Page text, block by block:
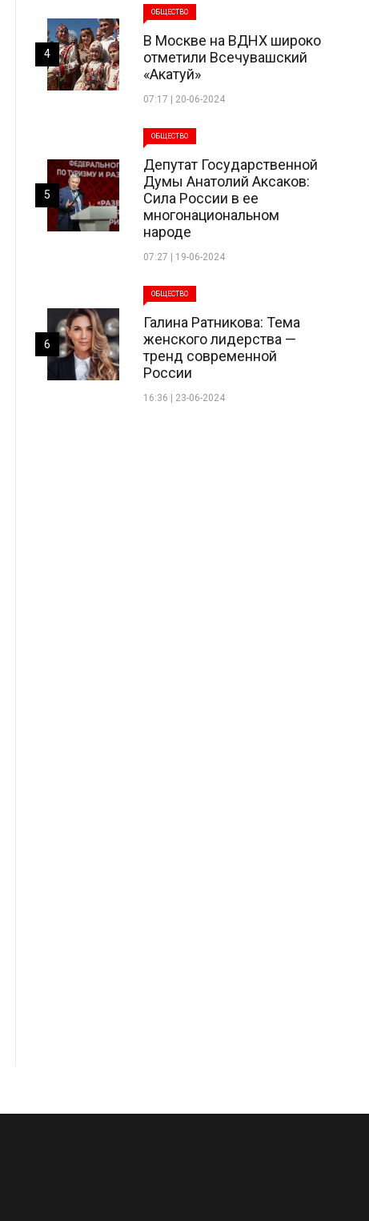
ОБЩЕСТВО
В Москве на ВДНХ широко
отметили Всечувашский
«Акатуй»
07:17 | 20-06-2024
4
ОБЩЕСТВО
Депутат Государственной
Думы Анатолий Аксаков:
Сила России в ее
многонациональном
народе
07:27 | 19-06-2024
5
ОБЩЕСТВО
Галина Ратникова: Тема
женского лидерства —
тренд современной
России
16:36 | 23-06-2024
6